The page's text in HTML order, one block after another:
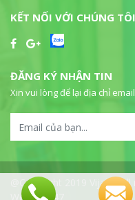
KẾT NỐI VỚI CHÚNG TÔI
ĐĂNG KÝ NHẬN TIN
Xin vui lòng để lại địa chỉ
@Copyright 2019 Vijalab
WebSeo247